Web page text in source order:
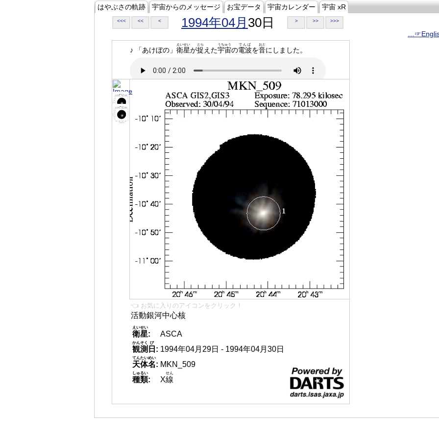
はやぶさの軌跡 宇宙からのメッセージ お宝データ 宇宙カレンダー 宇宙 xR
<<< << < 1994年04月 30日 > >> >>>
♪ 「あけぼの」 衛星
えいせい
が捉
とら
えた宇宙
うちゅう
の電波
でんぱ
を音
おと
にしました。
👈 お気に入りのアイコンをクリック！
活動銀河中心核
衛星
えいせい
:
ASCA
観測
かんそく
日
び
: 1994年04月29日 - 1994年04月30日
天体名
てんたいめい
: MKN_509
種類
しゅるい
: X線
せん